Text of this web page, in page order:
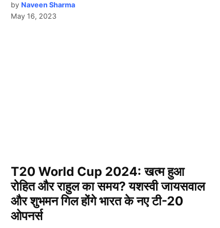
by Naveen Sharma
May 16, 2023
T20 World Cup 2024: खत्म हुआ
रोहित और राहुल का समय? यशस्वी जायसवाल
और शुभमन गिल होंगे भारत के नए टी-20
ओपनर्स